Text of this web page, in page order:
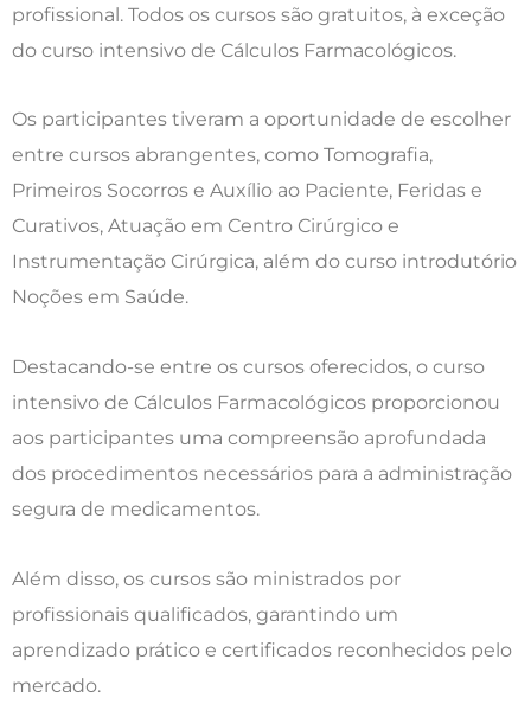
profissional. Todos os cursos são gratuitos, à exceção
do curso intensivo de Cálculos Farmacológicos.
Os participantes tiveram a oportunidade de escolher
entre cursos abrangentes, como Tomografia,
Primeiros Socorros e Auxílio ao Paciente, Feridas e
Curativos, Atuação em Centro Cirúrgico e
Instrumentação Cirúrgica, além do curso introdutório
Noções em Saúde.
Destacando-se entre os cursos oferecidos, o curso
intensivo de Cálculos Farmacológicos proporcionou
aos participantes uma compreensão aprofundada
dos procedimentos necessários para a administração
segura de medicamentos.
Além disso, os cursos são ministrados por
profissionais qualificados, garantindo um
aprendizado prático e certificados reconhecidos pelo
mercado.